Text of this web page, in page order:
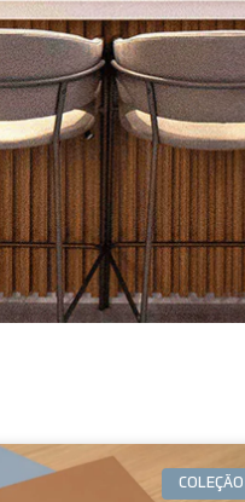
COLEÇÃO